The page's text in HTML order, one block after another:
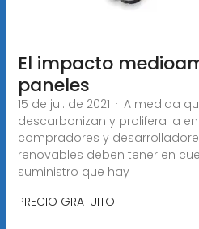
El impacto
paneles
15 de jul. de 2021 · A medida
descarbonizan y prolifera la
compradores y
renovables deben tener en
suministro que hay
PRECIO GRATUITO